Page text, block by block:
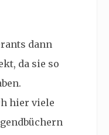
dann
da sie so
hier viele